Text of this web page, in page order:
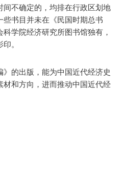
间不确定的，均排在行政区划地
书目并未在《民国时期总书
学院经济研究所图书馆独有，
。
的出版，能为中国近代经济史
和方向，进而推动中国近代经